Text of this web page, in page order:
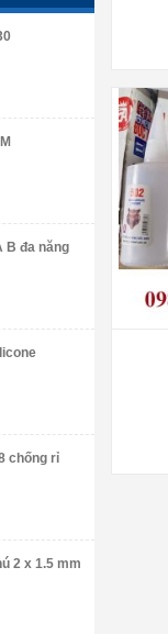
B đa năng
chống rỉ
2 x 1.5 mm